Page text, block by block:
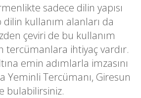
sadece dilin yapısı
dilin kullanım alanları da
çeviri de bu kullanım
tercümanlara ihtiyaç vardır.
emin adımlarla imzasını
Yeminli Tercümanı, Giresun
bulabilirsiniz.